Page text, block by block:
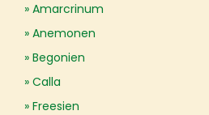
Amarcrinum
Anemonen
Begonien
Calla
Freesien